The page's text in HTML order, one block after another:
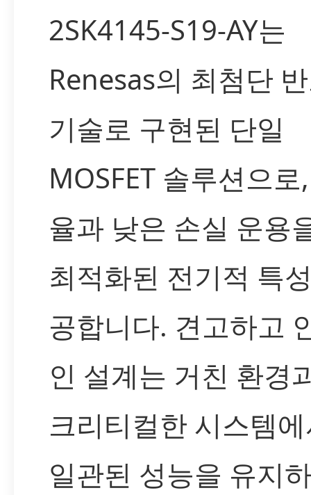
2SK4145-S19-AY는
Renesas의 최첨단
기술로 구현된 단일
MOSFET 솔루션으
율과 낮은 손실 운용
최적화된 전기적 특
공합니다. 견고하고
인 설계는 거친 환경
크리티컬한 시스템
일관된 성능을 유지